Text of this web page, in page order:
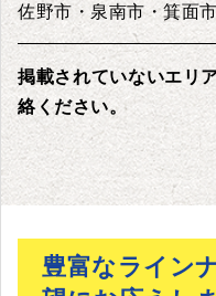
佐野市・泉南市・箕面
掲載されていないエリ
絡ください。
豊富なライン